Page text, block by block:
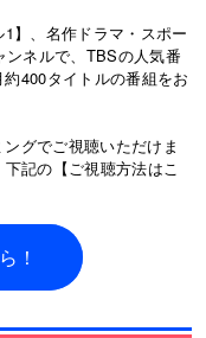
】、名作ドラマ・スポー
ネルで、TBSの人気番
400タイトルの番組をお
グでご視聴いただけま
記の【ご視聴方法はこ
！